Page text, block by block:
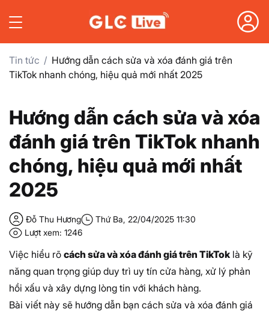
Tin tức
Hướng dẫn cách sửa và xóa đánh giá trên
TikTok nhanh chóng, hiệu quả mới nhất 2025
Hướng dẫn cách sửa và xóa
đánh giá trên TikTok nhanh
chóng, hiệu quả mới nhất
2025
Đỗ Thu Hương
Thứ Ba, 22/04/2025 11:30
Lượt xem: 1246
Việc hiểu rõ cách sửa và xóa đánh giá trên TikTok là kỹ
năng quan trọng giúp duy trì uy tín cửa hàng, xử lý phản
hồi xấu và xây dựng lòng tin với khách hàng.
Bài viết này sẽ hướng dẫn bạn cách sửa và xóa đánh giá